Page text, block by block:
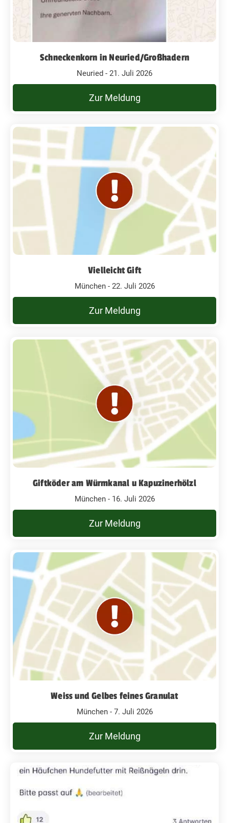
Schneckenkorn in Neuried/Großhadern
Neuried - 21. Juli 2026
Zur Meldung
Vielleicht Gift
München - 22. Juli 2026
Zur Meldung
Giftköder am Würmkanal u Kapuzinerhölzl
München - 16. Juli 2026
Zur Meldung
Weiss und Gelbes feines Granulat
München - 7. Juli 2026
Zur Meldung